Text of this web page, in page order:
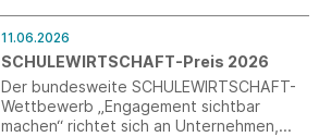
2026.
11.06.2026
SCHULEWIRTSCHAFT-Preis 2026
Der bundesweite SCHULEWIRTSCHAFT-
Wettbewerb „Engagement sichtbar
machen“ richtet sich an Unternehmen,